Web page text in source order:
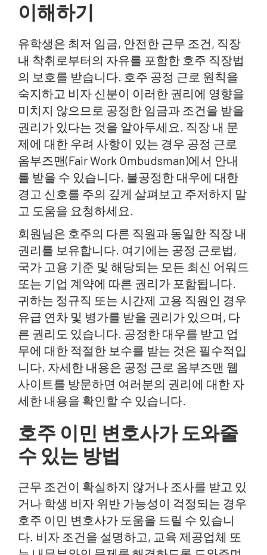
이해하기
유학생은 최저 임금, 안전한 근무 조건, 직장
내 착취로부터의 자유를 포함한 호주 직장법
의 보호를 받습니다. 호주 공정 근로 원칙을
숙지하고 비자 신분이 이러한 권리에 영향을
미치지 않으므로 공정한 임금과 조건을 받을
권리가 있다는 것을 알아두세요. 직장 내 문
제에 대한 우려 사항이 있는 경우 공정 근로
옴부즈맨(Fair Work Ombudsman)에서 안내
를 받을 수 있습니다. 불공정한 대우에 대한
경고 신호를 주의 깊게 살펴보고 주저하지 말
고 도움을 요청하세요.
회원님은 호주의 다른 직원과 동일한 직장 내
권리를 보유합니다. 여기에는 공정 근로법,
국가 고용 기준 및 해당되는 모든 최신 어워드
또는 기업 계약에 따른 권리가 포함됩니다.
귀하는 정규직 또는 시간제 고용 직원인 경우
유급 연차 및 병가를 받을 권리가 있으며, 다
른 권리도 있습니다. 공정한 대우를 받고 업
무에 대한 적절한 보수를 받는 것은 필수적입
니다. 자세한 내용은 공정 근로 옴부즈맨 웹
사이트를 방문하면 여러분의 권리에 대한 자
세한 내용을 확인할 수 있습니다.
호주 이민 변호사가 도와줄
수 있는 방법
근무 조건이 확실하지 않거나 조사를 받고 있
거나 학생 비자 위반 가능성이 걱정되는 경우
호주 이민 변호사가 도움을 드릴 수 있습니
다. 비자 조건을 설명하고, 교육 제공업체 또